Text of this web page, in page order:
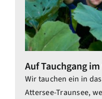
Auf Tauchgang
Wir tauchen ein in
Attersee-Traunsee,